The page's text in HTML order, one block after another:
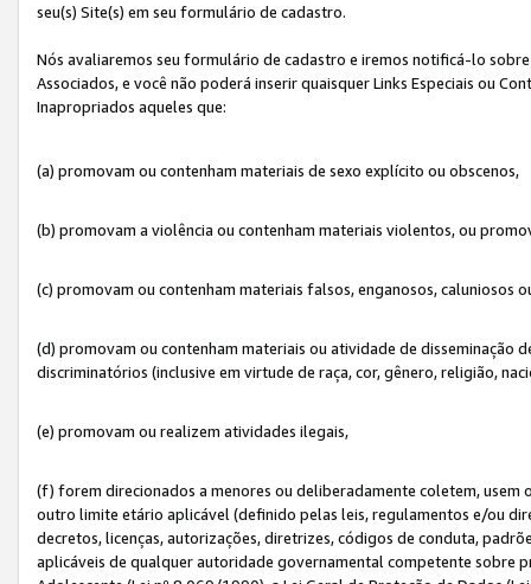
seu(s) Site(s) em seu formulário de cadastro.
Nós avaliaremos seu formulário de cadastro e iremos notificá-lo
Associados, e você não poderá inserir quaisquer Links Especiais ou
Inapropriados aqueles que:
(a) promovam ou contenham materiais de sexo explícito ou obscenos,
(b) promovam a violência ou contenham materiais violentos, ou
(c) promovam ou contenham materiais falsos, enganosos, caluniosos
(d) promovam ou contenham materiais ou atividade de disseminação
discriminatórios (inclusive em virtude de raça, cor, gênero, religião,
(e) promovam ou realizem atividades ilegais,
(f) forem direcionados a menores ou deliberadamente coletem, usem
outro limite etário aplicável (definido pelas leis, regulamentos e/ou
decretos, licenças, autorizações, diretrizes, códigos de conduta,
aplicáveis de qualquer autoridade governamental competente sobre